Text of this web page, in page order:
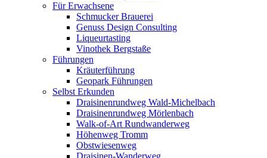
Für Erwachsene
Schmucker Brauerei
Genuss Design Consulting
Liqueurtasting
Vinothek Bergstaße
Führungen
Kräuterführung
Geopark Führungen
Selbst Erkunden
Draisinenrundweg Wald-Michelbach
Draisinenrundweg Mörlenbach
Walk-of-Art Rundwanderweg
Höhenweg Tromm
Obstwiesenweg
Draisinen-Wanderweg